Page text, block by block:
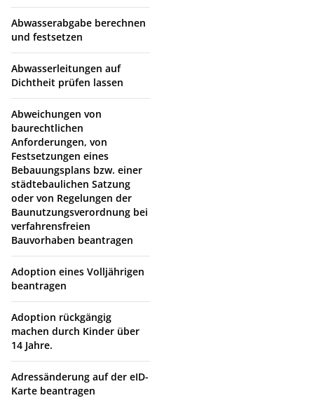
Abwasserabgabe berechnen
und festsetzen
Abwasserleitungen auf
Dichtheit prüfen lassen
Abweichungen von
baurechtlichen
Anforderungen, von
Festsetzungen eines
Bebauungsplans bzw. einer
städtebaulichen Satzung
oder von Regelungen der
Baunutzungsverordnung bei
verfahrensfreien
Bauvorhaben beantragen
Adoption eines Volljährigen
beantragen
Adoption rückgängig
machen durch Kinder über
14 Jahre.
Adressänderung auf der eID-
Karte beantragen